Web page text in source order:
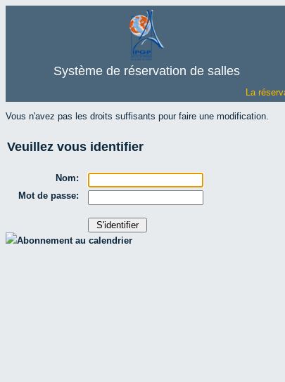
Système de réservation de salles
La
Vous n'avez pas les droits suffisants pour faire une modification.
Veuillez vous identifier
Nom:
Mot de passe:
Abonnement au calendrier